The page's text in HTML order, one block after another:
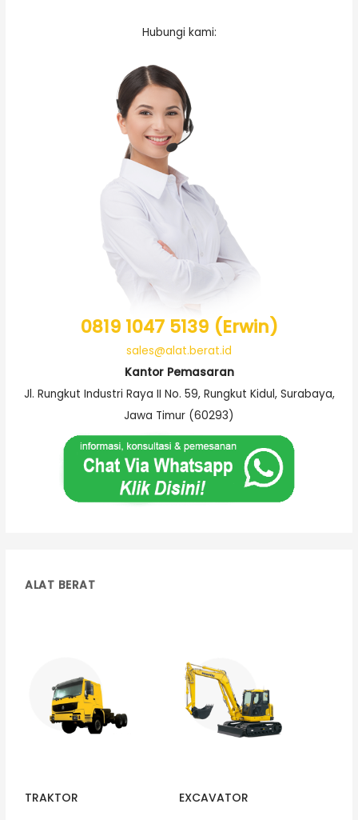
Hubungi kami:
0819 1047 5139 (Erwin)
sales@alat.berat.id
Kantor Pemasaran
Jl. Rungkut Industri Raya II No. 59, Rungkut Kidul, Surabaya,
Jawa Timur (60293)
ALAT BERAT
TRAKTOR EXCAVATOR